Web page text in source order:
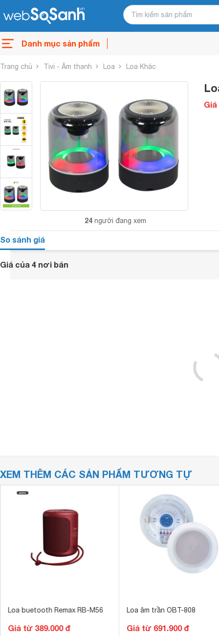
Danh mục sản phẩm
Trang chủ Tivi - Âm thanh Loa Loa Khác
24 người đang xem
So sánh giá
Giá của 4 nơi bán
XEM THÊM CÁC SẢN PHẨM TƯƠNG TỰ
Loa buetooth Remax RB-M56
Giá từ 389.000 đ
Loa âm trần OBT-808
Giá từ 691.900 đ